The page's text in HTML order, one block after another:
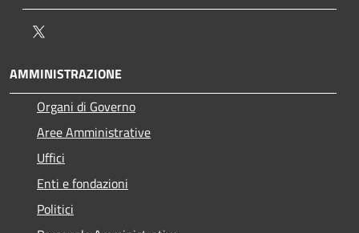
AMMINISTRAZIONE
Organi di Governo
Aree Amministrative
Uffici
Enti e fondazioni
Politici